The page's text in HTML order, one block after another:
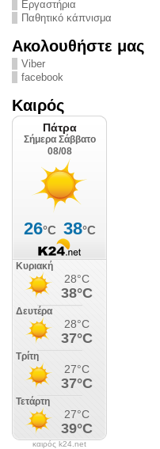
Εργαστήρια
Παθητικό κάπνισμα
Ακολουθήστε μας
Viber
facebook
Καιρός
καιρός k24.net
στο
2026